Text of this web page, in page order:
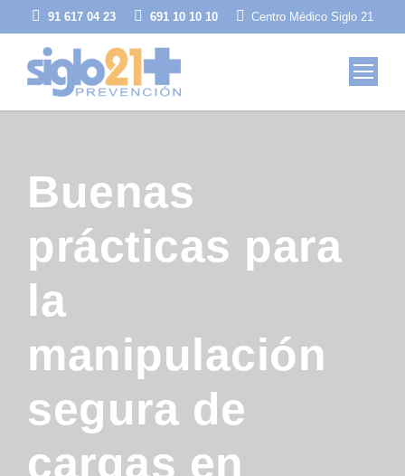
91 617 04 23 691 10 10 10 Centro Médico Siglo 21
Buenas
prácticas para
la
manipulación
segura de
cargas en